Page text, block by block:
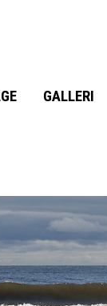
GALLERI